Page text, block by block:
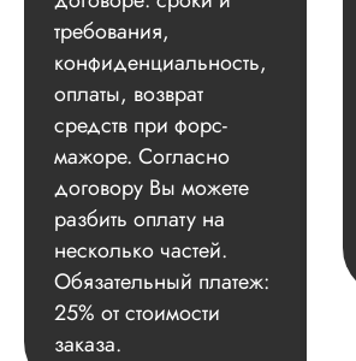
требования,
конфиденциальность,
оплаты, возврат
средств при форс-
мажоре. Согласно
договору Вы можете
разбить оплату на
несколько частей.
Обязательный платеж:
25% от стоимости
заказа.